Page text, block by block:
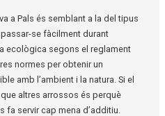
a Pals és semblant a la del tipus
se fàcilment durant
ecològica segons el reglament
normes per obtenir un
amb l’ambient i la natura. Si el
altres arrossos és perquè
fa servir cap mena d’additiu.